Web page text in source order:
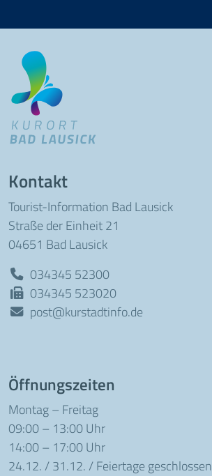
Kontakt
Tourist-Information Bad Lausick
Straße der Einheit 21
04651 Bad Lausick
034345 52300
034345 523020
post@kurstadtinfo.de
Öffnungszeiten
Montag – Freitag
09:00 – 13:00 Uhr
14:00 – 17:00 Uhr
24.12. / 31.12. / Feiertage geschlossen